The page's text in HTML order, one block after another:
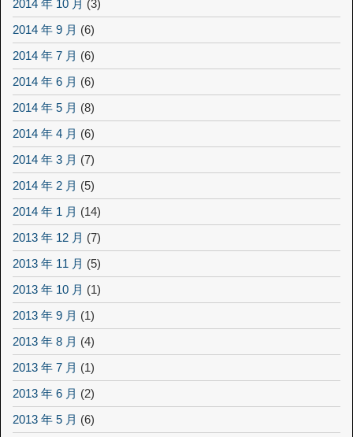
2014 年 10 月 (3)
2014 年 9 月 (6)
2014 年 7 月 (6)
2014 年 6 月 (6)
2014 年 5 月 (8)
2014 年 4 月 (6)
2014 年 3 月 (7)
2014 年 2 月 (5)
2014 年 1 月 (14)
2013 年 12 月 (7)
2013 年 11 月 (5)
2013 年 10 月 (1)
2013 年 9 月 (1)
2013 年 8 月 (4)
2013 年 7 月 (1)
2013 年 6 月 (2)
2013 年 5 月 (6)